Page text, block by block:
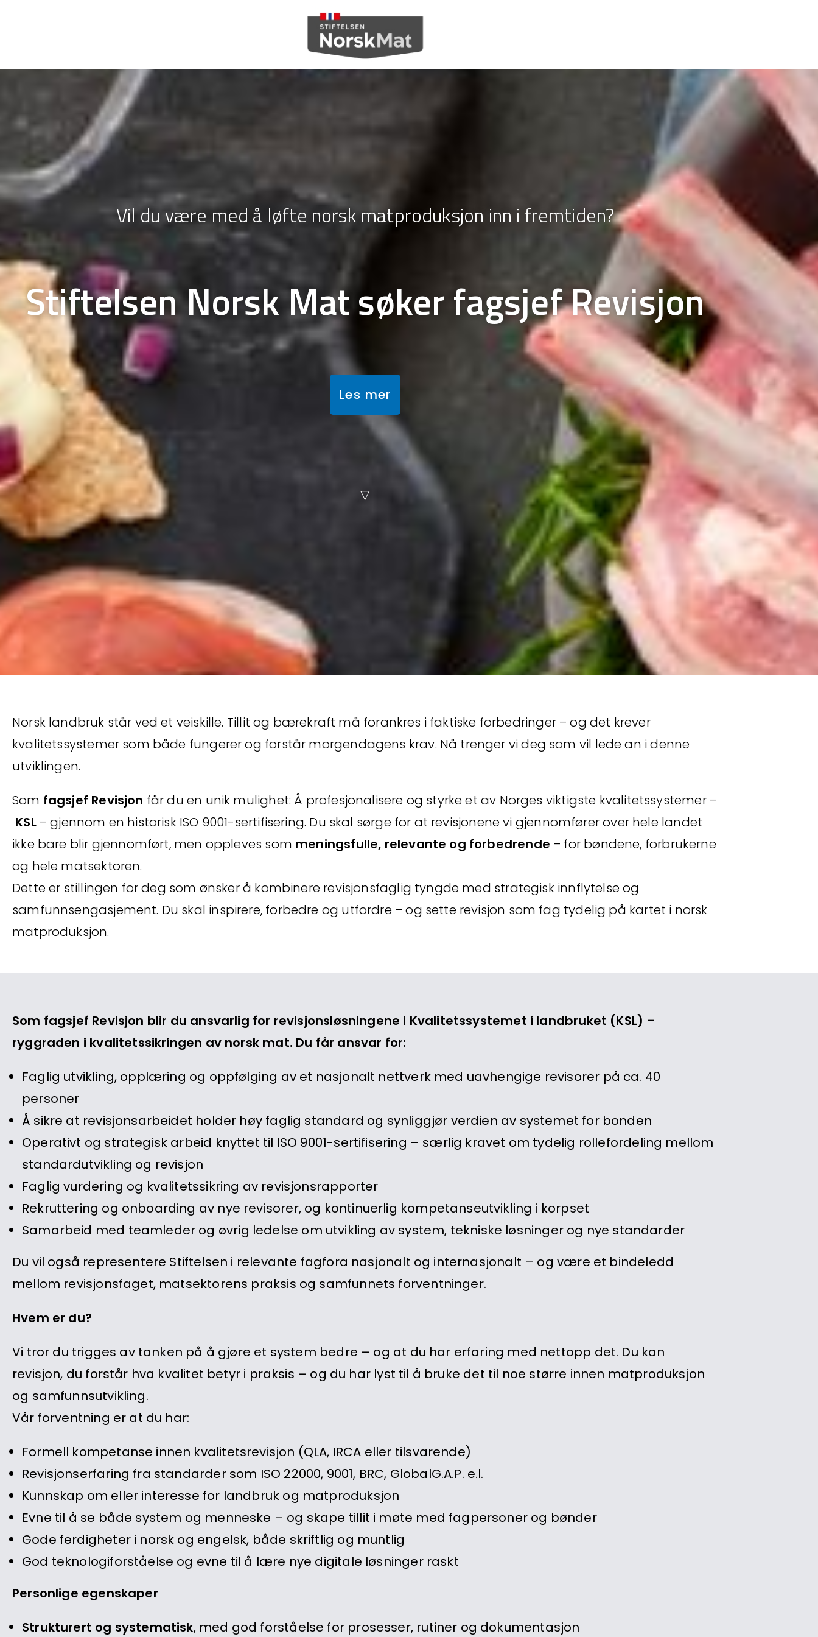
Vil du være med å løfte norsk matproduksjon inn i fremtiden?
Stiftelsen Norsk Mat søker fagsjef Revisjon
Les mer
▽
Norsk landbruk står ved et veiskille. Tillit og bærekraft må forankres i faktiske forbedringer – og det krever
kvalitetssystemer som både fungerer og forstår morgendagens krav. Nå trenger vi deg som vil lede an i denne
utviklingen.
Som fagsjef Revisjon får du en unik mulighet: Å profesjonalisere og styrke et av Norges viktigste kvalitetssystemer –
KSL– gjennom en historisk ISO 9001-sertifisering. Du skal sørge for at revisjonene vi gjennomfører over hele landet
ikke bare blir gjennomført, men oppleves som meningsfulle, relevante og forbedrende – for bøndene, forbrukerne
og hele matsektoren.
Dette er stillingen for deg som ønsker å kombinere revisjonsfaglig tyngde med strategisk innflytelse og
samfunnsengasjement. Du skal inspirere, forbedre og utfordre – og sette revisjon som fag tydelig på kartet i norsk
matproduksjon.
Som fagsjef Revisjon blir du ansvarlig for revisjonsløsningene i Kvalitetssystemet i landbruket (KSL) –
ryggraden i kvalitetssikringen av norsk mat. Du får ansvar for:
Faglig utvikling, opplæring og oppfølging av et nasjonalt nettverk med uavhengige revisorer på ca. 40
personer
Å sikre at revisjonsarbeidet holder høy faglig standard og synliggjør verdien av systemet for bonden
Operativt og strategisk arbeid knyttet til ISO 9001-sertifisering – særlig kravet om tydelig rollefordeling mellom
standardutvikling og revisjon
Faglig vurdering og kvalitetssikring av revisjonsrapporter
Rekruttering og onboarding av nye revisorer, og kontinuerlig kompetanseutvikling i korpset
Samarbeid med teamleder og øvrig ledelse om utvikling av system, tekniske løsninger og nye standarder
Du vil også representere Stiftelsen i relevante fagfora nasjonalt og internasjonalt – og være et bindeledd
mellom revisjonsfaget, matsektorens praksis og samfunnets forventninger.
Hvem er du?
Vi tror du trigges av tanken på å gjøre et system bedre – og at du har erfaring med nettopp det. Du kan
revisjon, du forstår hva kvalitet betyr i praksis – og du har lyst til å bruke det til noe større innen matproduksjon
og samfunnsutvikling.
Vår forventning er at du har:
Formell kompetanse innen kvalitetsrevisjon (QLA, IRCA eller tilsvarende)
Revisjonserfaring fra standarder som ISO 22000, 9001, BRC, GlobalG.A.P. e.l.
Kunnskap om eller interesse for landbruk og matproduksjon
Evne til å se både system og menneske – og skape tillit i møte med fagpersoner og bønder
Gode ferdigheter i norsk og engelsk, både skriftlig og muntlig
God teknologiforståelse og evne til å lære nye digitale løsninger raskt
Personlige egenskaper
Strukturert og systematisk, med god forståelse for prosesser, rutiner og dokumentasjon